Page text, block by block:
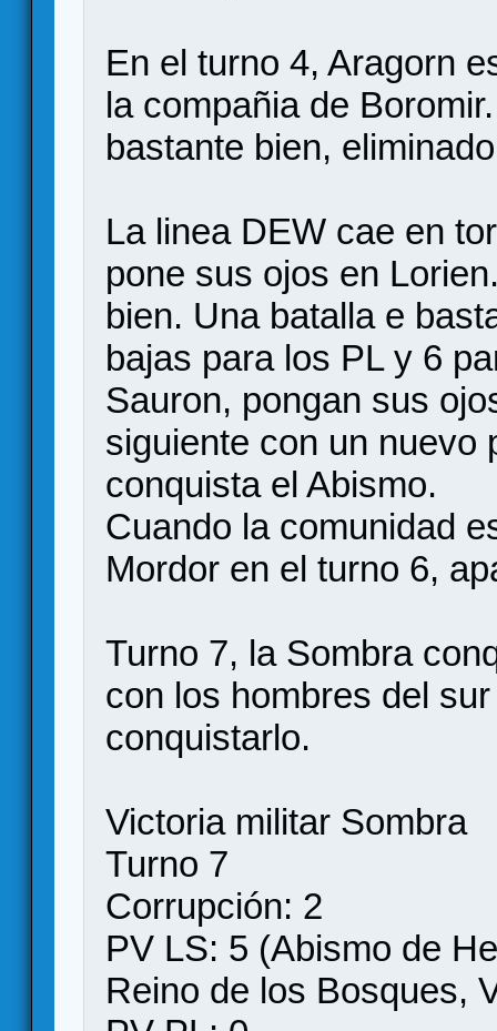
En el turno 4, Aragorn
la compañia de
bastante bien,
La linea DEW cae en
pone sus ojos en
bien. Una batalla e
bajas para los PL y 6
Sauron, pongan sus
siguiente con un nuevo
conquista el Abismo.
Cuando la comunidad
Mordor en el turno 6,
Turno 7, la Sombra
con los hombres del
conquistarlo.
Victoria militar Sombra
Turno 7
Corrupción: 2
PV LS: 5 (Abismo de
Reino de los Bosques,